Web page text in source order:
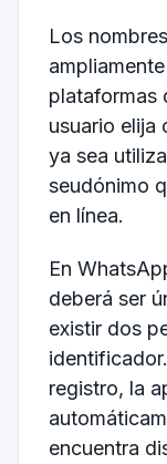
Los
plataformas
usuario elija
ya sea
seudónimo
en línea.
En
deberá ser
existir dos
registro, la
encuentra